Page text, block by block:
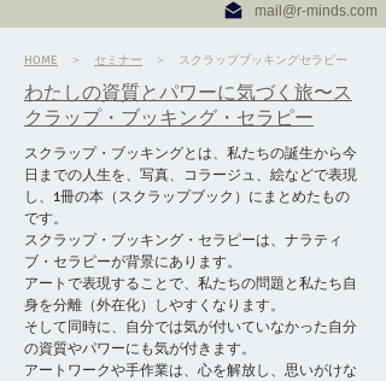
mail@r-minds.com
HOME ＞ セミナー ＞ スクラップブッキングセラピー
わたしの資質とパワーに気づく旅〜ス
クラップ・ブッキング・セラピー
スクラップ・ブッキングとは、私たちの誕生から今
日までの人生を、写真、コラージュ、絵などで表現
し、1冊の本（スクラップブック）にまとめたもの
です。
スクラップ・ブッキング・セラピーは、ナラティ
ブ・セラピーが背景にあります。
アートで表現することで、私たちの問題と私たち自
身を分離（外在化）しやすくなります。
そして同時に、自分では気が付いていなかった自分
の資質やパワーにも気が付きます。
アートワークや手作業は、心を解放し、思いがけな